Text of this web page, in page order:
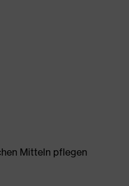
Mitteln pflegen